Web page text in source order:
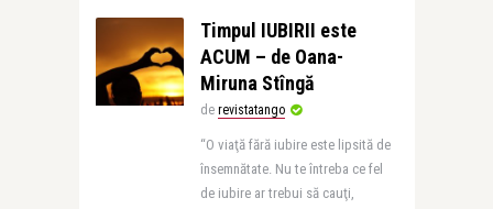
Timpul IUBIRII este
ACUM – de Oana-
Miruna Stîngă
de revistatango
“O viaţă fără iubire este lipsită de
însemnătate. Nu te întreba ce fel
de iubire ar trebui să cauţi,